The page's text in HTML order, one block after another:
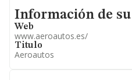
Informacion de su página
Información de
Web
www.aeroautos.es/
Titulo
Aeroautos